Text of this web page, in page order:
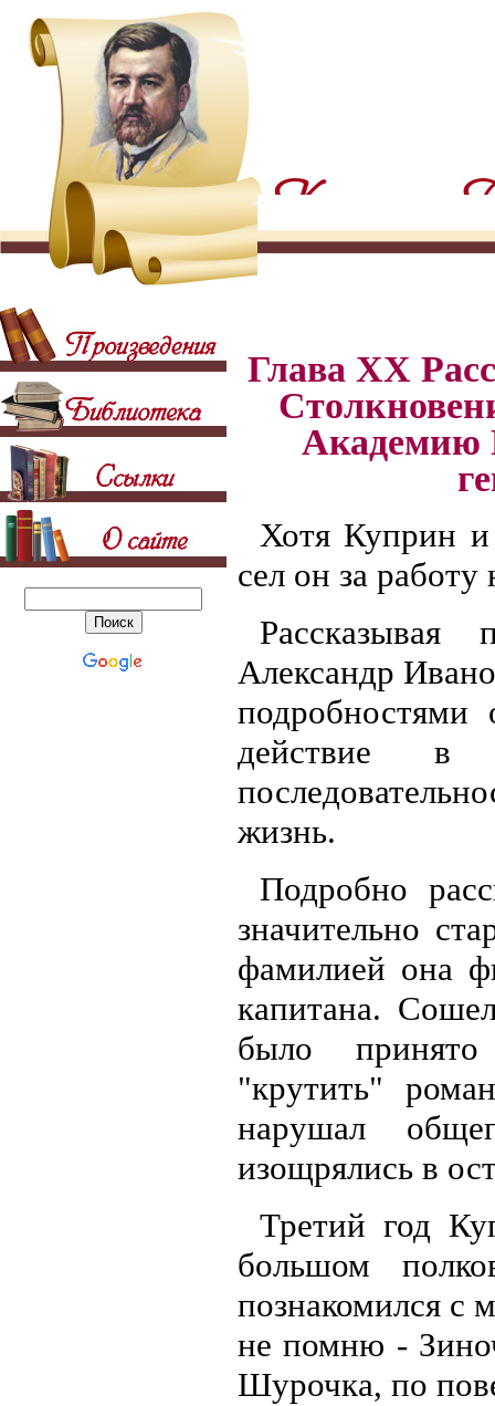
Глава XX
Академию
Хотя Куприн
сел он за работу
Александр
действие в
жизнь.
Подробно
значительно
фамилией она
капитана.
было
"крутить"
нарушал
изощрялись в
Третий год
большом
познакомился с
не помню -
Шурочка, по